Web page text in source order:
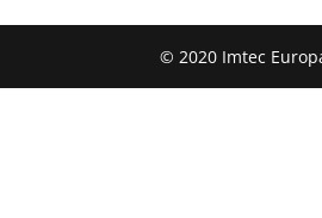
© 2020 Imtec